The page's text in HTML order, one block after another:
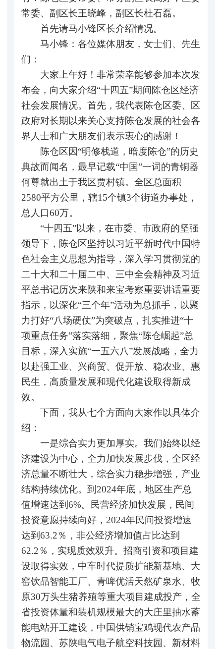
常委、副区长王晓峰，副区长杜石磊。
首先请马小锋区长介绍情况。
马小锋：各位媒体朋友，女士们、先生
们：
大家上午好！非常荣幸能够参加本次发
布会，向大家介绍“十四五”期间陈仓区经济
社会发展情况。首先，我代表陈仓区委、区
政府对长期以来关心支持陈仓发展的社会各
界人士和广大朋友们表示衷心的感谢！
陈仓区因“明修栈道，暗度陈仓”的历史
典故而闻名，最早记载“中国”一词的青铜器
何尊就出土于我区贾村镇。全区总面积
2580平方公里，辖15个镇3个街道办事处，
总人口60万。
“十四五”以来，在市委、市政府的坚强
领导下，陈仓区坚持以习近平新时代中国特
色社会主义思想为指导，深入学习贯彻党的
二十大和二十届二中、三中全会精神及习近
平总书记历次来陕和来宝考察重要讲话重要
指示，以深化“三个年”活动为总抓手，以聚
力打好“八场硬仗”为突破点，扎实推进“十
项重点任务”落实落细，聚焦“陈仓崛起”总
目标，深入实施“一五六八”发展战略，全力
以赴强工业、兴商贸、促开放、稳农业、惠
民生，高质量发展和现代化建设取得新成
效。
下面，我从七个方面向大家作以具体介
绍：
一是综合实力更加厚实。我们始终以经
济建设为中心，全力加快发展步伐，全区经
济总量不断壮大，综合实力稳步增强，产业
结构持续优化。到2024年底，地区生产总
值增速达到6%。民营经济加快发展，民间
投资意愿持续向好，2024年民间投资增速
达到63.2％，非公经济增加值占比达到
62.2％，实现质效双升。招商引资和项目建
设取得实效，中车时代提质扩能新基地、大
窑饮品智能工厂、青啤优活天然矿泉水、牧
原30万头生猪养殖等重大项目建成投产，全
省投资体量和装机规模最大的大庄里抽水蓄
能电站开工建设，中国供销宝鸡现代农产品
物流园、苏陕电气电子航空科技园、新材料